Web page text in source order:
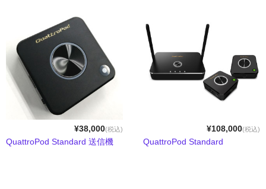
ワイヤレスHDMIエクステンダー
HDMI伝送機
リモートKVMスイッチ
Lin4neuro搭載
¥38,000(税込)
QuattroPod Standard 送信機
¥108,000(税込)
QuattroPod Standard